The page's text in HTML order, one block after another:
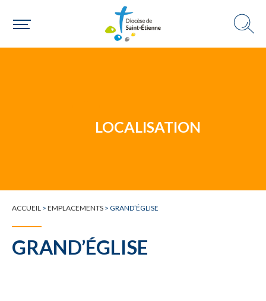
LOCALISATION
ACCUEIL > EMPLACEMENTS > GRAND’ÉGLISE
GRAND’ÉGLISE